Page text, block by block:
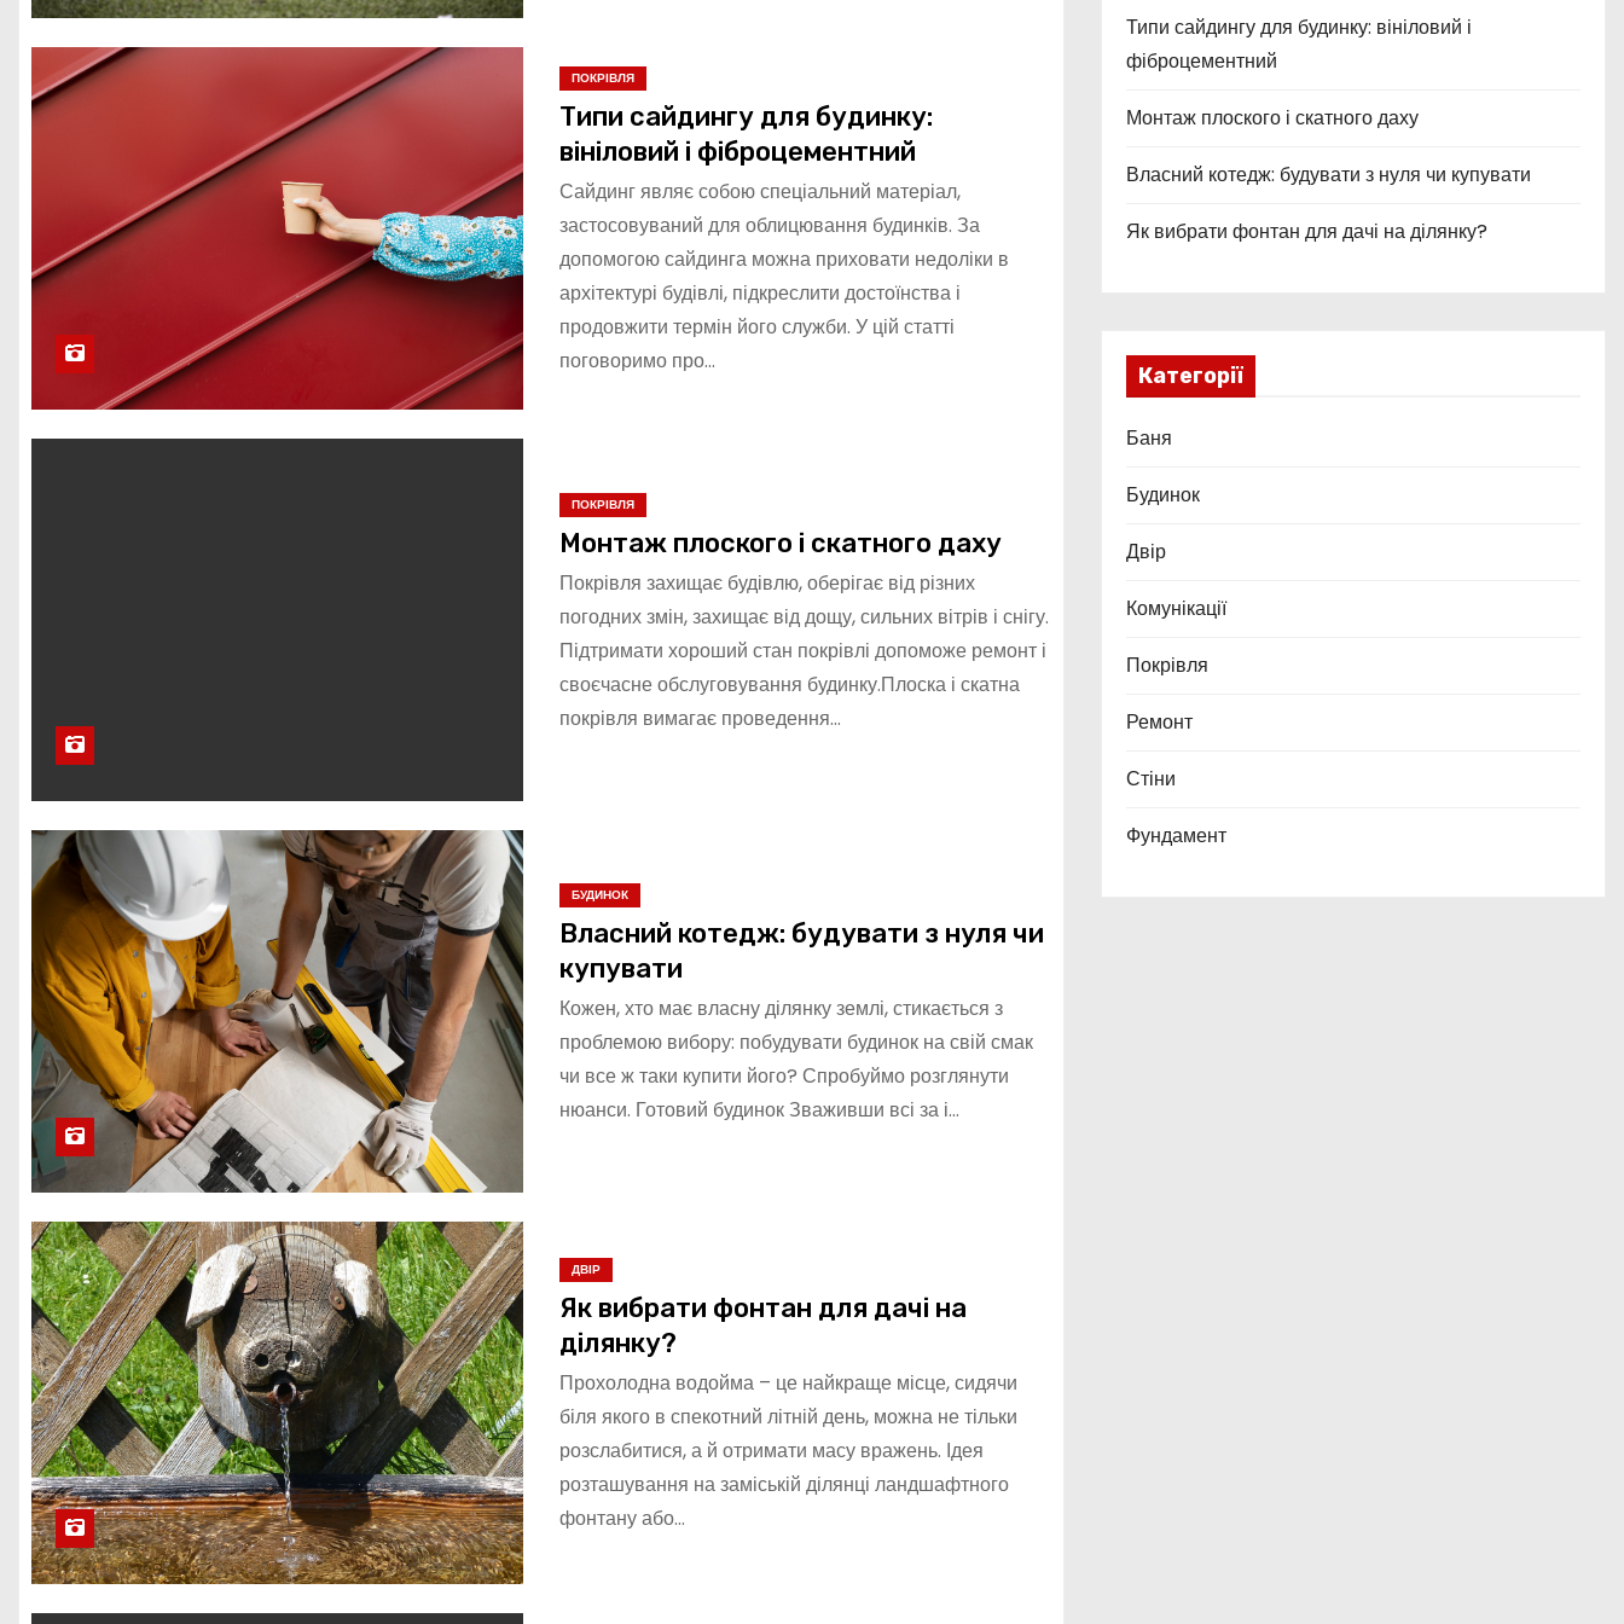
Вентиляція в
Як правильно
утеплити дах?
ПОКРІВЛЯ
Типи сайдингу для будинку:
вініловий і фіброцементний
Сайдинг являє собою спеціальний матеріал,
застосовуваний для облицювання будинків. За
допомогою сайдинга можна приховати недоліки в
архітектурі будівлі, підкреслити достоїнства і
продовжити термін його служби. У цій статті
поговоримо про…
ПОКРІВЛЯ
Монтаж плоского і скатного даху
Покрівля захищає будівлю, оберігає від різних
погодних змін, захищає від дощу, сильних вітрів і снігу.
Підтримати хороший стан покрівлі допоможе ремонт і
своєчасне обслуговування будинку.Плоска і скатна
покрівля вимагає проведення…
БУДИНОК
Власний котедж: будувати з нуля чи
купувати
Кожен, хто має власну ділянку землі, стикається з
проблемою вибору: побудувати будинок на свій смак
чи все ж таки купити його? Спробуймо розглянути
нюанси. Готовий будинок Зваживши всі за і…
ДВІР
Як вибрати фонтан для дачі на
ділянку?
Прохолодна водойма – це найкраще місце, сидячи
біля якого в спекотний літній день, можна не тільки
розслабитися, а й отримати масу вражень. Ідея
розташування на заміській ділянці ландшафтного
фонтану або…
Типи сайдингу для будинку: вініловий і
фіброцементний
Монтаж плоского і скатного даху
Власний котедж: будувати з нуля чи купувати
Як вибрати фонтан для дачі на ділянку?
Категорії
Баня
Будинок
Двір
Комунікації
Покрівля
Ремонт
Стіни
Фундамент